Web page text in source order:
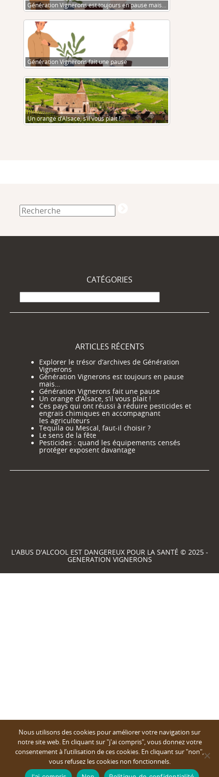
Génération Vignerons est toujours en pause mais…
Génération Vignerons fait une pause
Un orange d’Alsace, s’il vous plait !
CATÉGORIES
Catégories
ARTICLES RÉCENTS
Explorer le trésor d’archives de Génération
Vignerons
Génération Vignerons est toujours en pause
mais…
Génération Vignerons fait une pause
Un orange d’Alsace, s’il vous plait !
Ces pays qui ont réussi à réduire pesticides et
engrais chimiques en accompagnant
les agriculteurs
Tequila ou Mescal, faut-il choisir ?
Le sens de la fête
Pesticides : quand les équipements censés
protéger exposent davantage
L'ABUS D'ALCOOL EST DANGEREUX POUR LA SANTÉ © 2025 -
GENERATION VIGNERONS
Nous utilisons des cookies pour améliorer votre navigation sur
notre site web. En cliquant sur "j'ai compris", vous donnez votre
consentement à l’utilisation de ces cookies. En cliquant sur "non",
vous refusez les cookies non fonctionnels.